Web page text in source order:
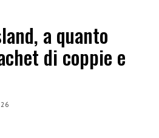
a quanto
di coppie e